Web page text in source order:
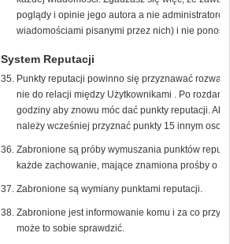
poglądy i opinie jego autora a nie
wiadomościami pisanymi przez nich) i nie
System Reputacji
Punkty reputacji powinno się przyznawać
nie do relacji między Użytkownikami . Po
godziny aby znowu móc dać punkty reputacji.
należy wcześniej przyznać punkty 15 innym
Zabronione są próby wymuszania punktów
każde zachowanie, mające znamiona prośby o
Zabronione są wymiany punktami reputacji.
Zabronione jest informowanie komu i za co
może to sobie sprawdzić.